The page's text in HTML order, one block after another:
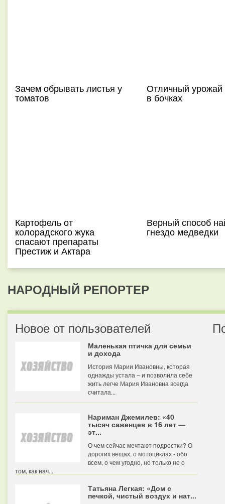
Зачем обрывать листья у
томатов
Отличный урожай
в бочках
Картофель от
колорадского жука
спасают препараты
Престиж и Актара
Верный способ
гнездо медведки
НАРОДНЫЙ РЕПОРТЕР
Новое от пользователей
Маленькая птичка для семьи
и дохода
История Марии Ивановны, которая
однажды устала – и позволила себе
жить легче Мария Ивановна всегда
считала...
Нариман Джемилев: «40
тысяч саженцев в 16 лет —
эт...
О чем сейчас мечтают подростки? О
дорогих вещах, о мотоциклах - обо
всем, о чем угодно, но только не о
том, как нач...
Татьяна Легкая: «Дом с
печкой, чистый воздух и нат...